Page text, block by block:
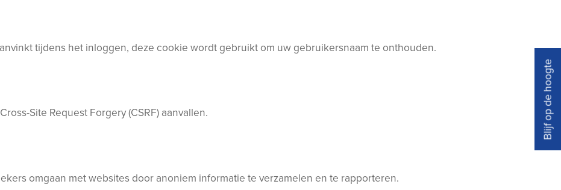
tijdens het inloggen, deze cookie wordt gebruikt om uw gebruikersnaam te onthouden.
Site Request Forgery (CSRF) aanvallen.
omgaan met websites door anoniem informatie te verzamelen en te rapporteren.
Blijf op de hoogte